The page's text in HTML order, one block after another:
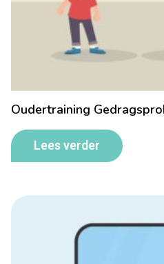
Oudertraining
Lees verder